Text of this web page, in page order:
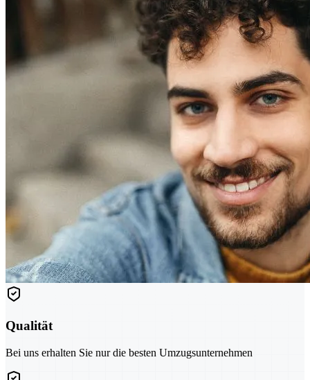
Qualität
Bei uns erhalten Sie nur die besten Umzugsunternehmen